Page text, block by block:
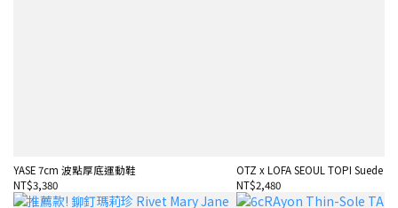
YASE 7cm 波點厚底運動鞋
NT$3,380
OTZ x LOFA SEOUL TOPI Suede
NT$2,480